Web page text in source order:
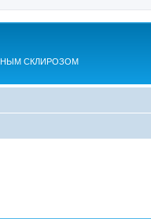
СКЛИРОЗОМ